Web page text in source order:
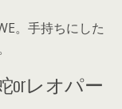
。手持ちにした
orレオパー